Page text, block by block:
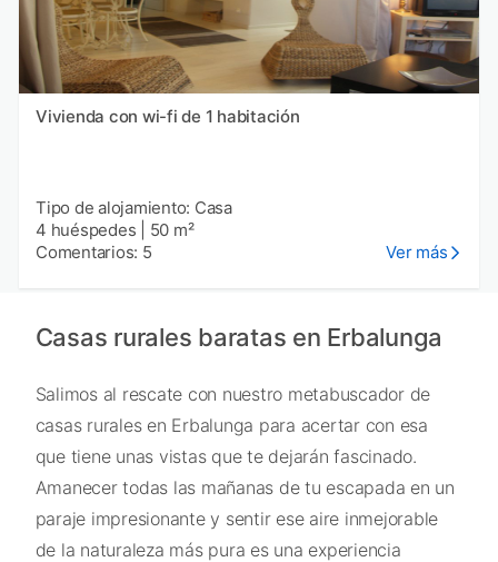
Vivienda con wi-fi de 1 habitación
Tipo de alojamiento: Casa
4 huéspedes
50 m²
Comentarios: 5
Ver más
Casas rurales baratas en Erbalunga
Salimos al rescate con nuestro metabuscador de
casas rurales en Erbalunga para acertar con esa
que tiene unas vistas que te dejarán fascinado.
Amanecer todas las mañanas de tu escapada en un
paraje impresionante y sentir ese aire inmejorable
de la naturaleza más pura es una experiencia